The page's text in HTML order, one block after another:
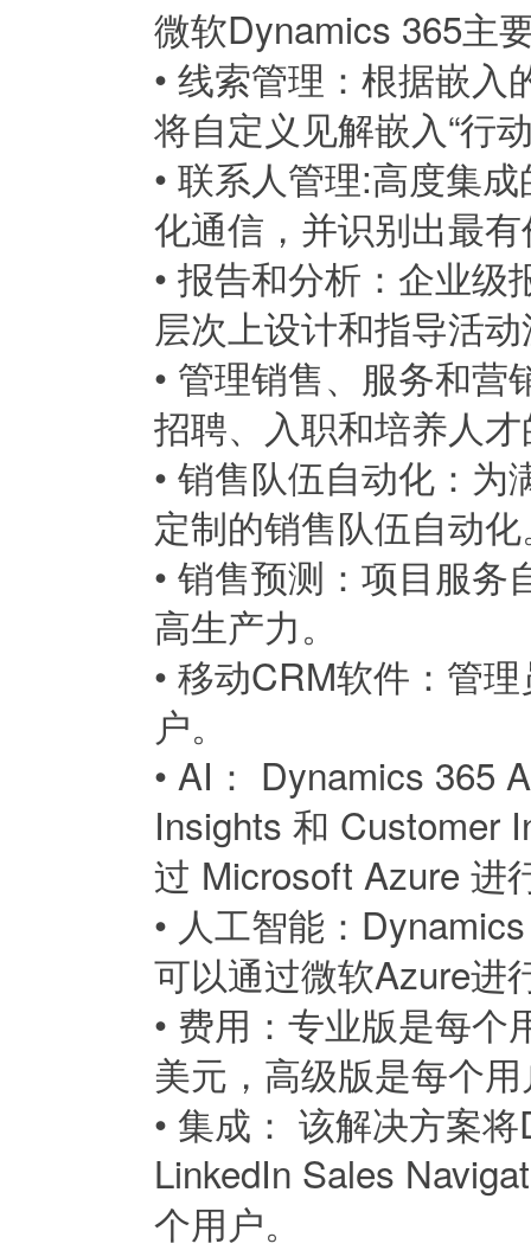
微软Dynamics 365主
• 线索管理：根据嵌入
将自定义见解嵌入“行
• 联系人管理:高度集
化通信，并识别出最
• 报告和分析：企业级
层次上设计和指导活
• 管理销售、服务和营
招聘、入职和培养人
• 销售队伍自动化：为
定制的销售队伍自动
• 销售预测：项目服务
高生产力。
• 移动CRM软件：管
户。
• AI： Dynamics 365
Insights 和 Customer
过 Microsoft Azure 进
• 人工智能：
可以通过微软Azure进
• 费用：专业版是每个
美元，高级版是每个
• 集成： 该解决方案
LinkedIn Sales
个用户。